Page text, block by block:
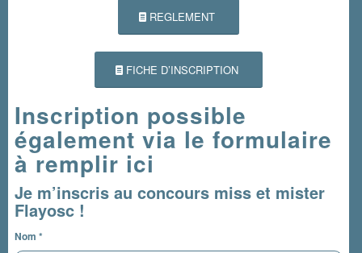
REGLEMENT
FICHE D’INSCRIPTION
Inscription possible
également via le formulaire
à remplir ici
Je m’inscris au concours miss et mister
Flayosc !
Nom*